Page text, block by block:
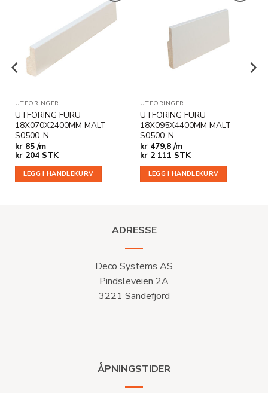
Legg til
i
ønskeliste
UTFORINGER
UTFORING FURU
18X070X2400MM MALT
S0500-N
kr85 /m
kr204 STK
LEGG I HANDLEKURV
UTFORINGER
UTFORING FURU
18X095X4400MM MALT
S0500-N
kr479,8 /m
kr2 111 STK
LEGG I HANDLEKURV
ADRESSE
Deco Systems AS
Pindsleveien 2A
3221 Sandefjord
ÅPNINGSTIDER